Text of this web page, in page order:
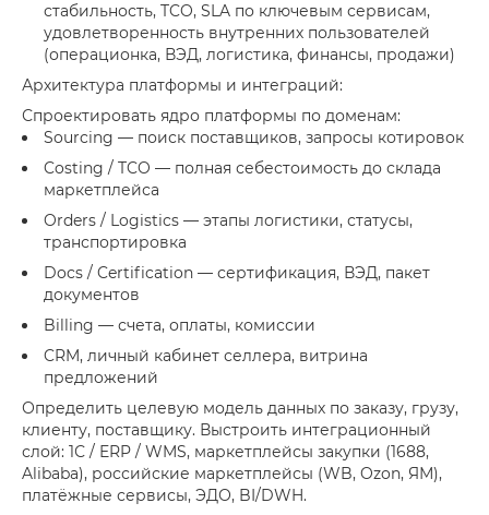
стабильность, TCO, SLA по ключевым сервисам,
удовлетворенность внутренних пользователей
(операционка, ВЭД, логистика, финансы, продажи)
Архитектура платформы и интеграций:
Спроектировать ядро платформы по доменам:
Sourcing — поиск поставщиков, запросы котировок
Costing / TCO — полная себестоимость до склада
маркетплейса
Orders / Logistics — этапы логистики, статусы,
транспортировка
Docs / Certification — сертификация, ВЭД, пакет
документов
Billing — счета, оплаты, комиссии
CRM, личный кабинет селлера, витрина
предложений
Определить целевую модель данных по заказу, грузу,
клиенту, поставщику. Выстроить интеграционный
слой: 1С / ERP / WMS, маркетплейсы закупки (1688,
Alibaba), российские маркетплейсы (WB, Ozon, ЯМ),
платёжные сервисы, ЭДО, BI/DWH.